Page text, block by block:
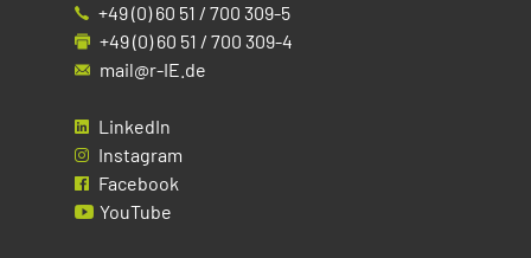
+49 (0) 60 51 / 700 309-5
+49 (0) 60 51 / 700 309-4
mail@r-IE.de
LinkedIn
Instagram
Facebook
YouTube